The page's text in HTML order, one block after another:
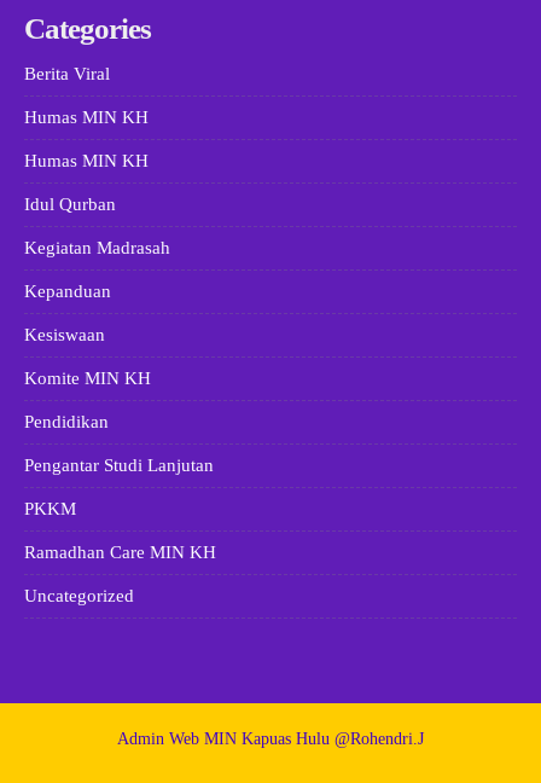
Categories
Berita Viral
Humas MIN KH
Humas MIN KH
Idul Qurban
Kegiatan Madrasah
Kepanduan
Kesiswaan
Komite MIN KH
Pendidikan
Pengantar Studi Lanjutan
PKKM
Ramadhan Care MIN KH
Uncategorized
Admin Web MIN Kapuas Hulu @Rohendri.J